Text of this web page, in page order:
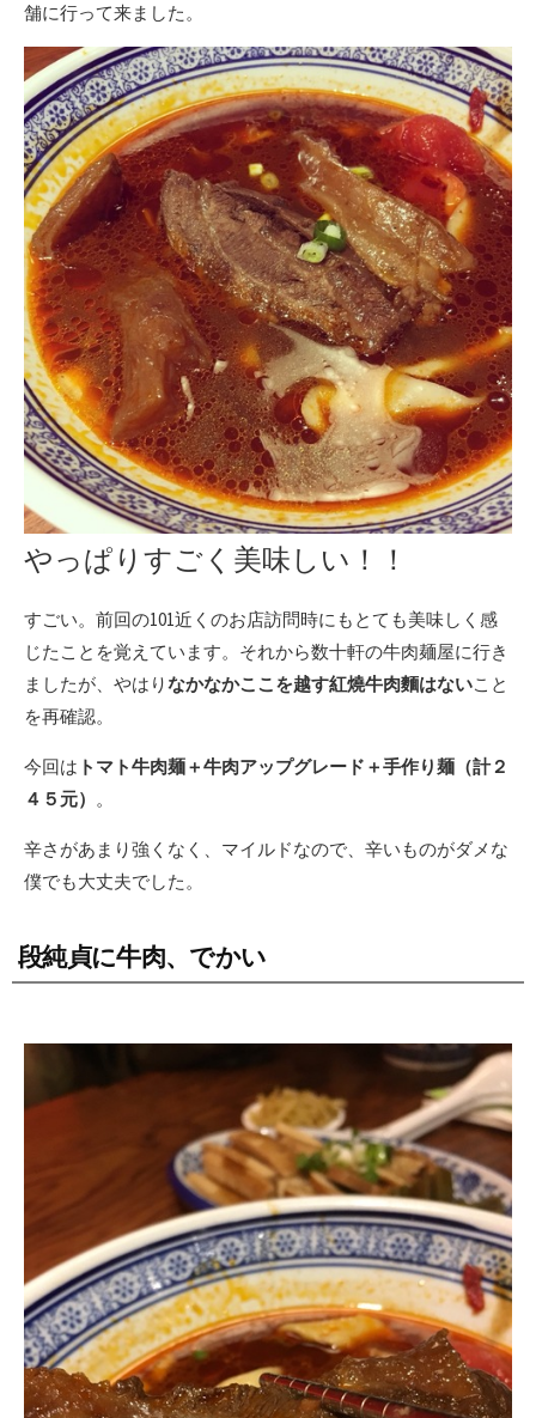
舗に行って来ました。
やっぱりすごく美味しい！！
すごい。前回の101近くのお店訪問時にもとても美味しく感
じたことを覚えています。それから数十軒の牛肉麺屋に行き
ましたが、やはりなかなかここを越す紅燒牛肉麵はないこと
を再確認。
今回は トマト牛肉麺＋牛肉アップグレード＋手作り麺（計２
４５元） 。
辛さがあまり強くなく、マイルドなので、辛いものがダメな
僕でも大丈夫でした。
段純貞に牛肉、でかい